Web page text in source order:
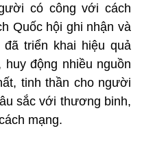
có công với cách
Quốc hội ghi nhận và
triển khai hiệu quả
động nhiều nguồn
tinh thần cho người
sắc với thương binh,
mạng.